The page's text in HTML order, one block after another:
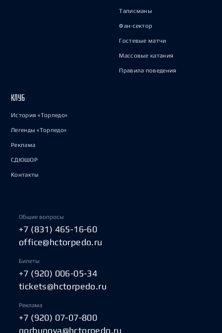
Талисманы
Фан-сектор
Гостевые матчи
Массовые катания
Правила поведения
КЛУБ
История «Торпедо»
Легенды «Торпедо»
Реклама
СДЮШОР
Контакты
Общие вопросы
+7 (831) 465-16-60
office@hctorpedo.ru
Билеты
+7 (920) 006-05-34
tickets@hctorpedo.ru
Реклама
+7 (920) 07-07-800
gorbunova@hctorpedo.ru